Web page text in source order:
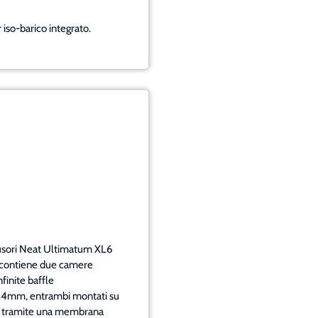
iso-barico integrato.
Neat Ultimatum XL6
due camere
baffle
entrambi montati su
una membrana